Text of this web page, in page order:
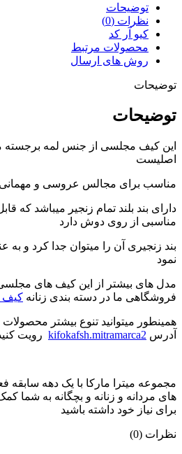
توضیحات
نظرات (0)
کیو آر کد
محصولات مرتبط
روش های ارسال
توضیحات
توضیحات
این کیف مجلسی از جنس لمه برجسته
اصلیست
مناسب برای مجالس عروسی و
دارای بند بلند تمام زنجیر میباشد که
مناسبی از روی دوش دارد
بند زنجیری آن را میتوان جدا کرد و
نمود
مدل های بیشتر از این کیف های مجلسی
فروشگاهی ما در دسته بندی زنانه کیف
همینطور میتوانید تنوع بیشتر محصولات
آدرس kifokafsh.mitramarca2 رویت
مجموعه میترا مارکا با یک دهه سابقه
های مردانه و زنانه و بچگانه به شما کمک
برای نیاز خود داشته باشید
نظرات (0)